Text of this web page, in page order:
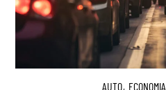
AUTO, ECONOMIA